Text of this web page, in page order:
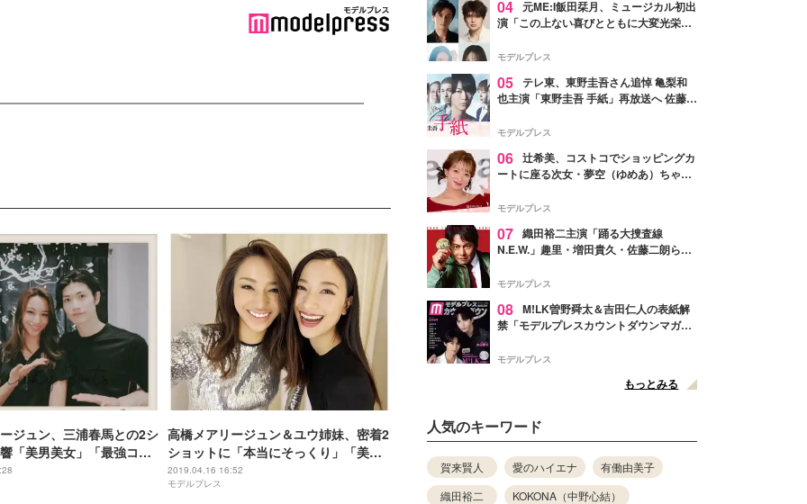
ジュン、三浦春馬との2シ
「美男美女」「最強コン
高橋メアリージュン＆ユウ姉妹、密着2
ショットに「本当にそっくり」「美人
姉妹」と反響
2019.04.16 16:52
モデルプレス
04 元ME:I飯田栞月、ミュージカル初出
演「この上ない喜びとともに大変光栄」
ャスト発表
モデルプレス
05 テレ東、東野圭吾さん追悼 亀梨和
也主演「東野圭吾 手紙」再放送へ 佐藤隆
モデルプレス
06 辻希美、コストコでショッピングカ
ートに座る次女・夢空（ゆめあ）ちゃん
ぎ」「成長を感じる」の声
モデルプレス
07 織田裕二主演「踊る大捜査線
N.E.W.」趣里・増田貴久・佐藤二朗ら新
徴する“謎のキーワード”も
モデルプレス
08 M!LK曽野舜太＆吉田仁人の表紙解
禁「モデルプレスカウントダウンマガジ
モデルプレス
もっとみる
人気のキーワード
賀来賢人 愛のハイエナ
有働由美子
織田裕二
KOKONA（中野心結）